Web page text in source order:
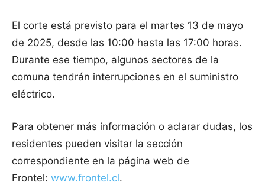
El corte está previsto para el martes 13 de mayo
de 2025, desde las 10:00 hasta las 17:00 horas.
Durante ese tiempo, algunos sectores de la
comuna tendrán interrupciones en el suministro
eléctrico.
Para obtener más información o aclarar dudas, los
residentes pueden visitar la sección
correspondiente en la página web de
Frontel: www.frontel.cl.